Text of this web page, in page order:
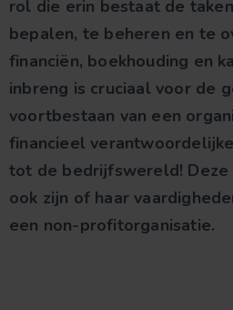
rol die erin bestaat de
bepalen, te beheren en te
financiën, boekhouding en
inbreng is cruciaal voor de
voortbestaan van een
financieel
tot de bedrijfswereld! Deze
ook zijn of haar
een non-profitorganisatie.